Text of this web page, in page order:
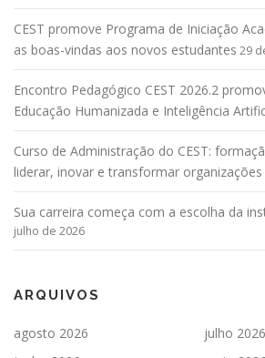
CEST promove Programa de Iniciação
as boas-vindas aos novos estudantes 29
Encontro Pedagógico CEST 2026.2
Educação Humanizada e Inteligência
Curso de Administração do CEST:
liderar, inovar e transformar organizações
Sua carreira começa com a escolha da
julho de 2026
ARQUIVOS
agosto 2026
julho 2026